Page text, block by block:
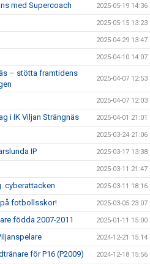
med Supercoach 2025-05-19 14:36
2025-05-15 13:23
2025-04-29 13:47
2025-04-10 14:07
– stötta framtidens
2025-04-07 12:53
2025-04-07 12:03
i IK Viljan Strängnäs 2025-04-01 21:01
2025-03-24 21:06
IP 2025-03-17 13:38
2025-03-11 21:47
cyberattacken 2025-03-11 18:16
fotbollsskor! 2025-03-05 23:07
födda 2007-2011 2025-01-11 15:00
2024-12-21 15:14
för P16 (P2009) 2024-12-18 15:56